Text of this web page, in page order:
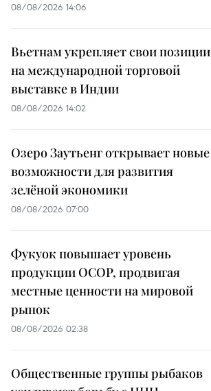
08/08/2026 14:06
Вьетнам укрепляет свои позиции
на международной торговой
выставке в Индии
08/08/2026 14:02
Озеро Заутьенг открывает новые
возможности для развития
зелёной экономики
08/08/2026 07:00
Фукуок повышает уровень
продукции OCOP, продвигая
местные ценности на мировой
рынок
08/08/2026 02:38
Общественные группы рыбаков